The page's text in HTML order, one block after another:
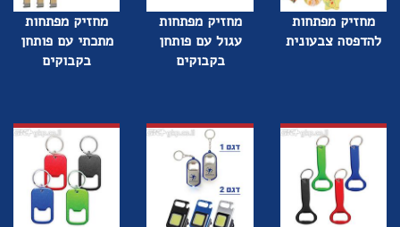
מחזיק מפתחות
להדפסה צבעונית
מחזיק מפתחות
עגול עם פותחן
בקבוקים
מחזיק מפתחות
מתכתי עם פותחן
בקבוקים